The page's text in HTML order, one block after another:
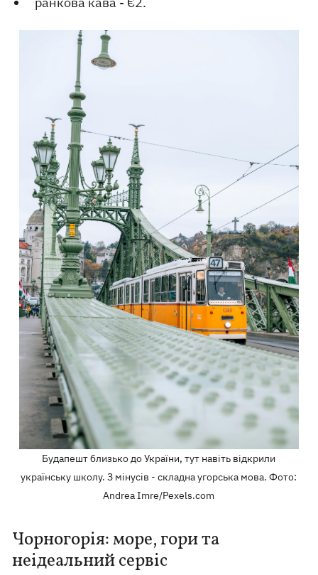
Будапешт близько до України, тут навіть відкрили
українську школу. З мінусів - складна угорська мова. Фото:
Andrea Imre/Pexels.com
Чорногорія: море, гори та
неідеальний сервіс